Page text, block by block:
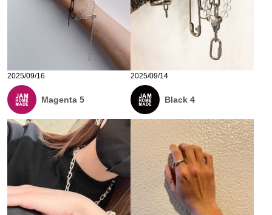
2025/09/16
Magenta 5
2025/09/14
Black 4